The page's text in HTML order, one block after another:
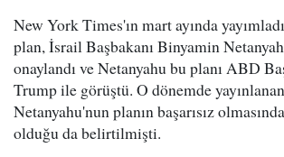
New York Times'ın mart ayında
plan, İsrail Başbakanı Binyamin
onaylandı ve Netanyahu bu planı ABD
Trump ile görüştü. O dönemde
Netanyahu'nun planın başarısız
olduğu da belirtilmişti.